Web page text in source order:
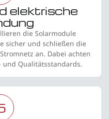
elektrische
die Solarmodule
sicher und schließen die
an. Dabei achten
Qualitätsstandards.